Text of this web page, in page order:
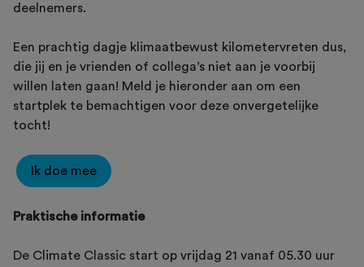
deelnemers.
Een prachtig dagje klimaatbewust kilometervreten dus,
die jij en je vrienden of collega’s niet aan je voorbij
willen laten gaan! Meld je hieronder aan om een
startplek te bemachtigen voor deze onvergetelijke
tocht!
Ik doe mee
Praktische informatie
De Climate Classic start op vrijdag 21 vanaf 05.30 uur